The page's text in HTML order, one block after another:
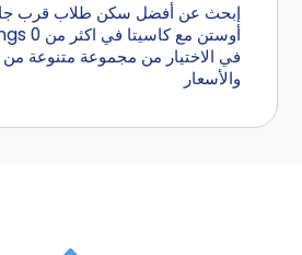
إبحث عن أفضل سكن طلاب قرب
في الاختيار من مجموعة متنوعة
والأسعار